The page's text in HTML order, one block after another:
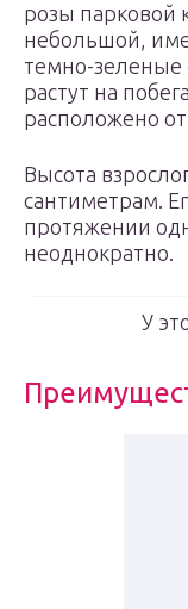
розы парковой
небольшой,
темно-зеленые
растут на
расположено
Высота
сантиметрам.
протяжении
неоднократно.
У